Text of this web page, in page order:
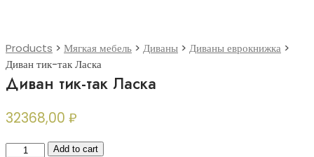
Products > Мягкая мебель > Диваны > Диваны еврокнижка >
Диван тик-так Ласка
Диван тик-так Ласка
32368,00 ₽
Диван
Add to cart